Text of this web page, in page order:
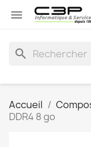

search
Accueil
DDR4 8 go